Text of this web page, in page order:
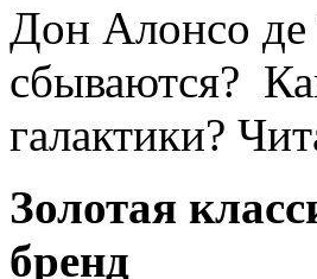
Дон Алонсо де
сбываются?
галактики?
Золотая
бренд